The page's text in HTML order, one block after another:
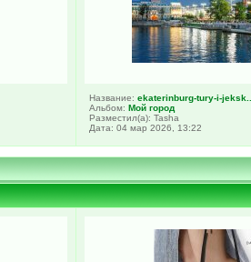
Название: ekaterinburg-tury-i-jeksk...
Альбом: Мой город
Разместил(а): Tasha
Дата: 04 мар 2026, 13:22